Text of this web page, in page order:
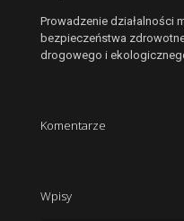
Prowadzenie działalności
bezpieczeństwa
drogowego i
Komentarze
Wpisy